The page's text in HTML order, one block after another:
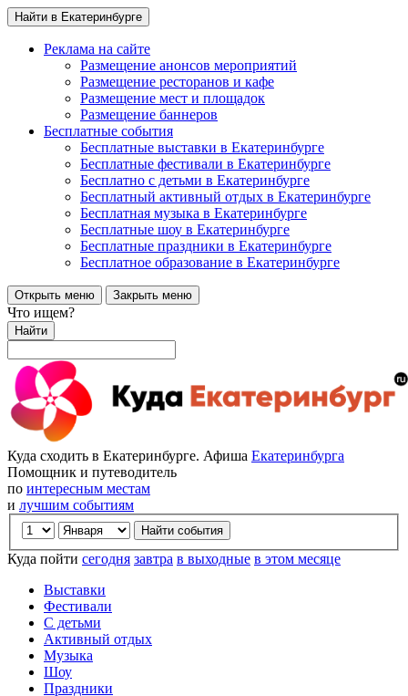
Найти в Екатеринбурге
Реклама на сайте
Размещение анонсов мероприятий
Размещение ресторанов и кафе
Размещение мест и площадок
Размещение баннеров
Бесплатные события
Бесплатные выставки в Екатеринбурге
Бесплатные фестивали в Екатеринбурге
Бесплатно с детьми в Екатеринбурге
Бесплатный активный отдых в Екатеринбурге
Бесплатная музыка в Екатеринбурге
Бесплатные шоу в Екатеринбурге
Бесплатные праздники в Екатеринбурге
Бесплатное образование в Екатеринбурге
Открыть меню Закрыть меню
Что ищем?
Найти
Куда сходить в Екатеринбурге. Афиша Екатеринбурга
Помощник и путеводитель
по интересным местам
и лучшим событиям
Куда пойти сегодня завтра в выходные в этом месяце
Выставки
Фестивали
С детьми
Активный отдых
Музыка
Шоу
Праздники